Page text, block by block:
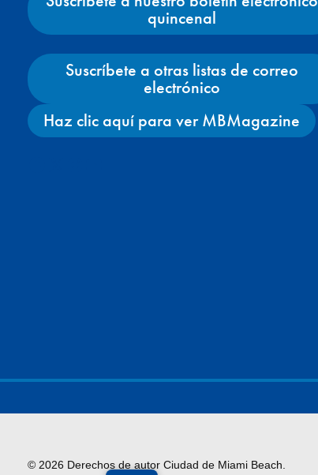
quincenal
Suscríbete a otras listas de correo
electrónico
Haz clic aquí para ver MBMagazine
© 2026 Derechos de autor Ciudad de Miami Beach.